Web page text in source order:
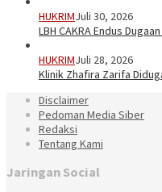
HUKRIMJuli 30, 2026
LBH CAKRA Endus
HUKRIMJuli 28, 2026
Klinik Zhafira Zarifa
Disclaimer
Pedoman Media Siber
Redaksi
Tentang Kami
Jaringan Social